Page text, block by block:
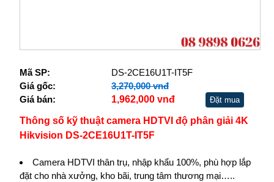
Mã SP:
DS-2CE16U1T-IT5F
Giá gốc:
3,270,000 vnđ
Giá bán:
1,962,000 vnđ Đặt mua
Thông số kỹ thuật camera HDTVI độ phân giải 4K
Hikvision DS-2CE16U1T-IT5F
Camera HDTVI thân trụ, nhập khẩu 100%, phù hợp lắp
đặt cho nhà xưởng, kho bãi, trung tâm thương mại…..